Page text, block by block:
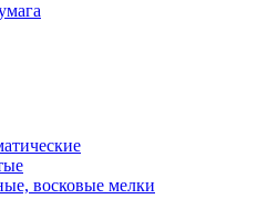
восковые мелки